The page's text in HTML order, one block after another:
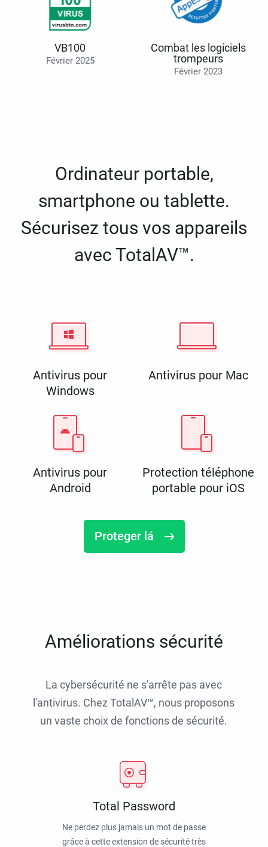
VB100
Février 2025
Combat les logiciels
trompeurs
Février 2023
Ordinateur portable,
smartphone ou tablette.
Sécurisez tous vos appareils
avec TotalAV™.
Antivirus pour
Windows
Antivirus pour Mac
Antivirus pour
Android
Protection téléphone
portable pour iOS
Proteger lá
Améliorations sécurité
La cybersécurité ne s'arrête pas avec
l'antivirus. Chez TotalAV™, nous proposons
un vaste choix de fonctions de sécurité.
Total Password
Ne perdez plus jamais un mot de passe
grâce à cette extension de sécurité très